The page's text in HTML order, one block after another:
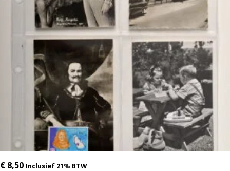
€ 8,50 Inclusief 21% BTW